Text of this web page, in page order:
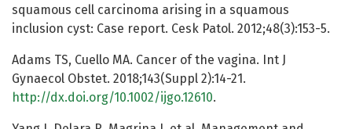
squamous cell carcinoma arising in a squamous
inclusion cyst: Case report. Cesk Patol. 2012;48(3):153-5.
Adams TS, Cuello MA. Cancer of the vagina. Int J
Gynaecol Obstet. 2018;143(Suppl 2):14-21.
http://dx.doi.org/10.1002/ijgo.12610.